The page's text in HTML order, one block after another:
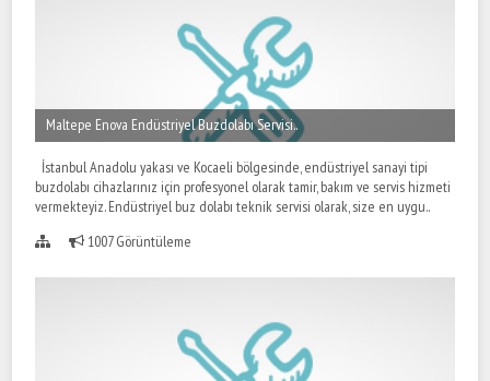
Maltepe Enova Endüstriyel Buzdolabı Servisi..
İstanbul Anadolu yakası ve Kocaeli bölgesinde, endüstriyel sanayi tipi
buzdolabı cihazlarınız için profesyonel olarak tamir, bakım ve servis hizmeti
vermekteyiz. Endüstriyel buz dolabı teknik servisi olarak, size en uygu..
1007 Görüntüleme